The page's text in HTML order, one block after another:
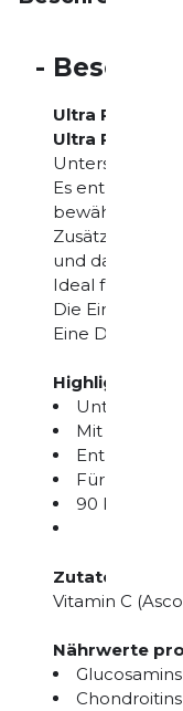
-
Ultra Protect
Ultra Protect
Unterstützung
Es enthält
bewährten
Zusätzlich sind
und das
Ideal für
Die Einnahme
Eine Dose
Highlights:
Unterstützt
Mit
Enthält
Für
90 Kapseln
Zutaten:
Vitamin C
Nährwerte